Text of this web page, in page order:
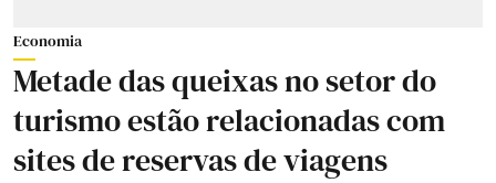
Economia
Metade das queixas no setor do
turismo estão relacionadas com
sites de reservas de viagens